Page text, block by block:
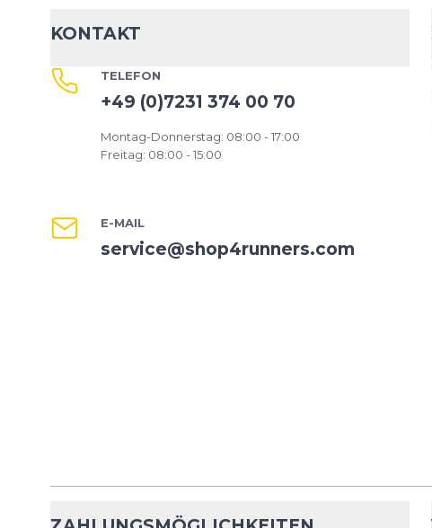
KONTAKT
TELEFON
+49 (0)7231 374 00 70
Montag-Donnerstag: 08:00 - 17:00
Freitag: 08:00 - 15:00
E-MAIL
service@shop4runners.com